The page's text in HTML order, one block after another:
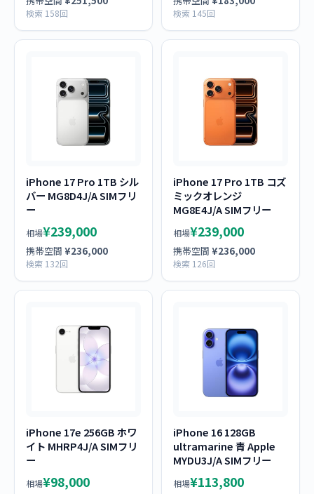
検索 158回 検索 145回
iPhone 17 Pro 1TB シル
バー MG8D4J/A SIMフリ
ー
相場¥239,000
携帯空間 ¥236,000
検索 132回
iPhone 17 Pro 1TB コズ
ミックオレンジ
MG8E4J/A SIMフリー
相場¥239,000
携帯空間 ¥236,000
検索 126回
iPhone 17e 256GB ホワ
イト MHRP4J/A SIMフリ
ー
相場¥98,000
iPhone 16 128GB
ultramarine 青 Apple
MYDU3J/A SIMフリー
相場¥113,800